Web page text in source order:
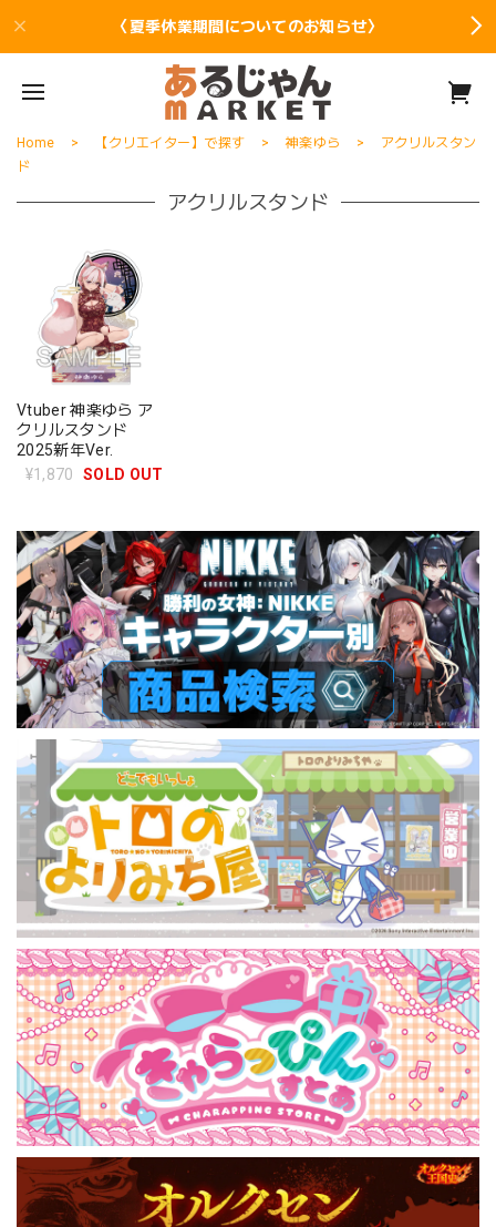
〈夏季休業期間についてのお知らせ〉
Home 【クリエイター】で探す 神楽ゆら
アクリルスタン
ド
アクリルスタンド
Vtuber 神楽ゆら ア
クリルスタンド
2025新年Ver.
¥1,870
SOLD OUT